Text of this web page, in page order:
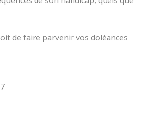
de faire parvenir vos doléances